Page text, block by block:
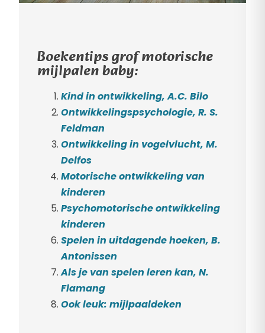
Boekentips grof motorische
mijlpalen baby:
Kind in ontwikkeling, A.C. Bilo
Ontwikkelingspsychologie, R. S.
Feldman
Ontwikkeling in vogelvlucht, M.
Delfos
Motorische ontwikkeling van
kinderen
Psychomotorische ontwikkeling
kinderen
Spelen in uitdagende hoeken, B.
Antonissen
Als je van spelen leren kan, N.
Flamang
Ook leuk: mijlpaaldeken